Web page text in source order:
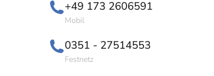
+49 173 2606591
Mobil
0351 - 27514553
Festnetz